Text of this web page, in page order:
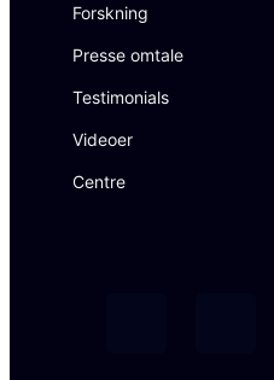
Forskning
Presse omtale
Testimonials
Videoer
Centre